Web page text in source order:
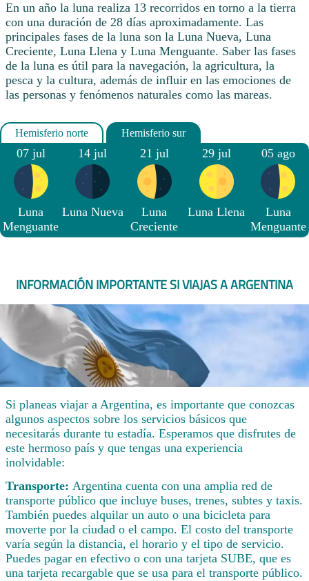
En un año la luna realiza 13 recorridos en torno a la tierra
con una duración de 28 días aproximadamente. Las
principales fases de la luna son la Luna Nueva, Luna
Creciente, Luna Llena y Luna Menguante. Saber las fases
de la luna es útil para la navegación, la agricultura, la
pesca y la cultura, además de influir en las emociones de
las personas y fenómenos naturales como las mareas.
07 jul
Luna
Menguante
14 jul
Luna Nueva
21 jul
Luna
Creciente
29 jul
Luna Llena
05 ago
Luna
Menguante
INFORMACIÓN IMPORTANTE SI VIAJAS A ARGENTINA
Si planeas viajar a Argentina, es importante que conozcas
algunos aspectos sobre los servicios básicos que
necesitarás durante tu estadía. Esperamos que disfrutes de
este hermoso país y que tengas una experiencia
inolvidable:
Transporte: Argentina cuenta con una amplia red de
transporte público que incluye buses, trenes, subtes y taxis.
También puedes alquilar un auto o una bicicleta para
moverte por la ciudad o el campo. El costo del transporte
varía según la distancia, el horario y el tipo de servicio.
Puedes pagar en efectivo o con una tarjeta SUBE, que es
una tarjeta recargable que se usa para el transporte público.